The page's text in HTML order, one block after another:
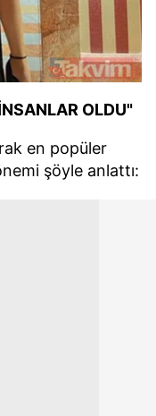
OLDU"
en popüler
şöyle anlattı: